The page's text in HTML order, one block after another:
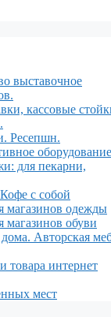
выставочное
кассовые
Ресепшн.
для пекарни,
с собой
магазинов одежды
магазинов обуви
Авторская
товара интернет
мест